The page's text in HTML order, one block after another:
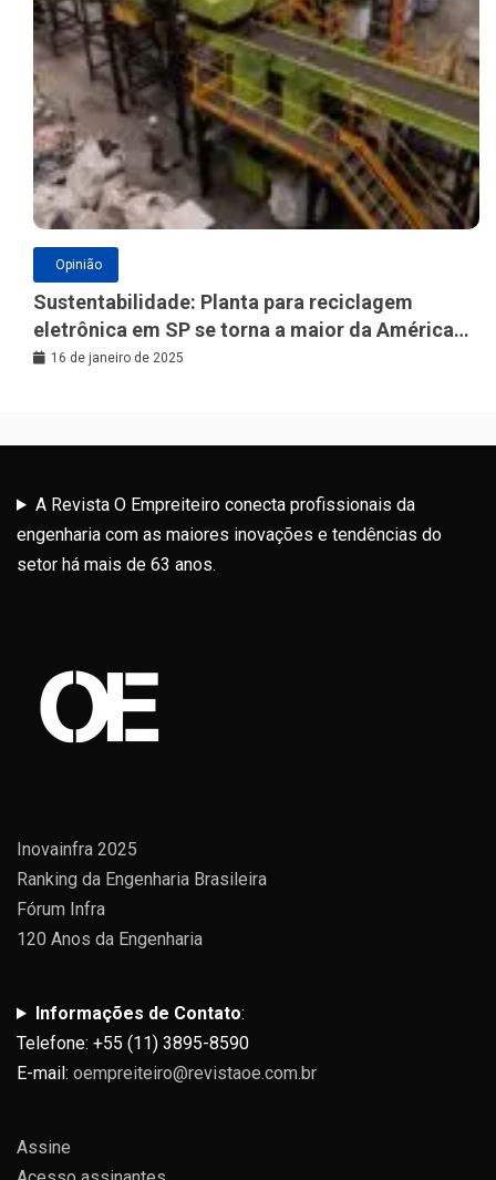
Opinião
Sustentabilidade: Planta para reciclagem
eletrônica em SP se torna a maior da América
Latina
16 de janeiro de 2025
A Revista O Empreiteiro conecta profissionais da
engenharia com as maiores inovações e tendências do
setor há mais de 63 anos.
Inovainfra 2025
Ranking da Engenharia Brasileira
Fórum Infra
120 Anos da Engenharia
Informações de Contato:
Telefone: +55 (11) 3895-8590
E-mail: oempreiteiro@revistaoe.com.br
Assine